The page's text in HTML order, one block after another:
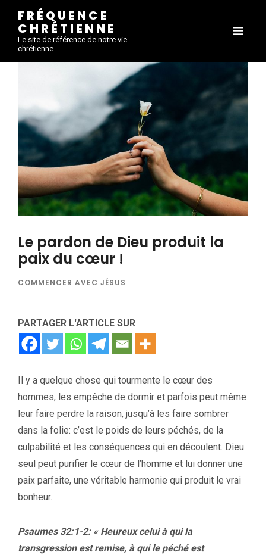
FRÉQUENCE
CHRÉTIENNE
Le site de référence de notre vie
chrétienne
Le pardon de Dieu produit la
paix du cœur !
COMMENCER AVEC JÉSUS
PARTAGER L'ARTICLE SUR
Il y a quelque chose qui tourmente le cœur des
hommes, les empêche de dormir et parfois peut même
leur faire perdre la raison, jusqu’à les faire sombrer
dans la folie: c’est le poids de leurs péchés, de la
culpabilité et les conséquences qui en découlent. Dieu
seul peut purifier le cœur de l’homme et lui donner une
paix parfaite, une véritable harmonie qui produit le vrai
bonheur.
Psaumes 32:1-2: « Heureux celui à qui la
transgression est remise, à qui le péché est